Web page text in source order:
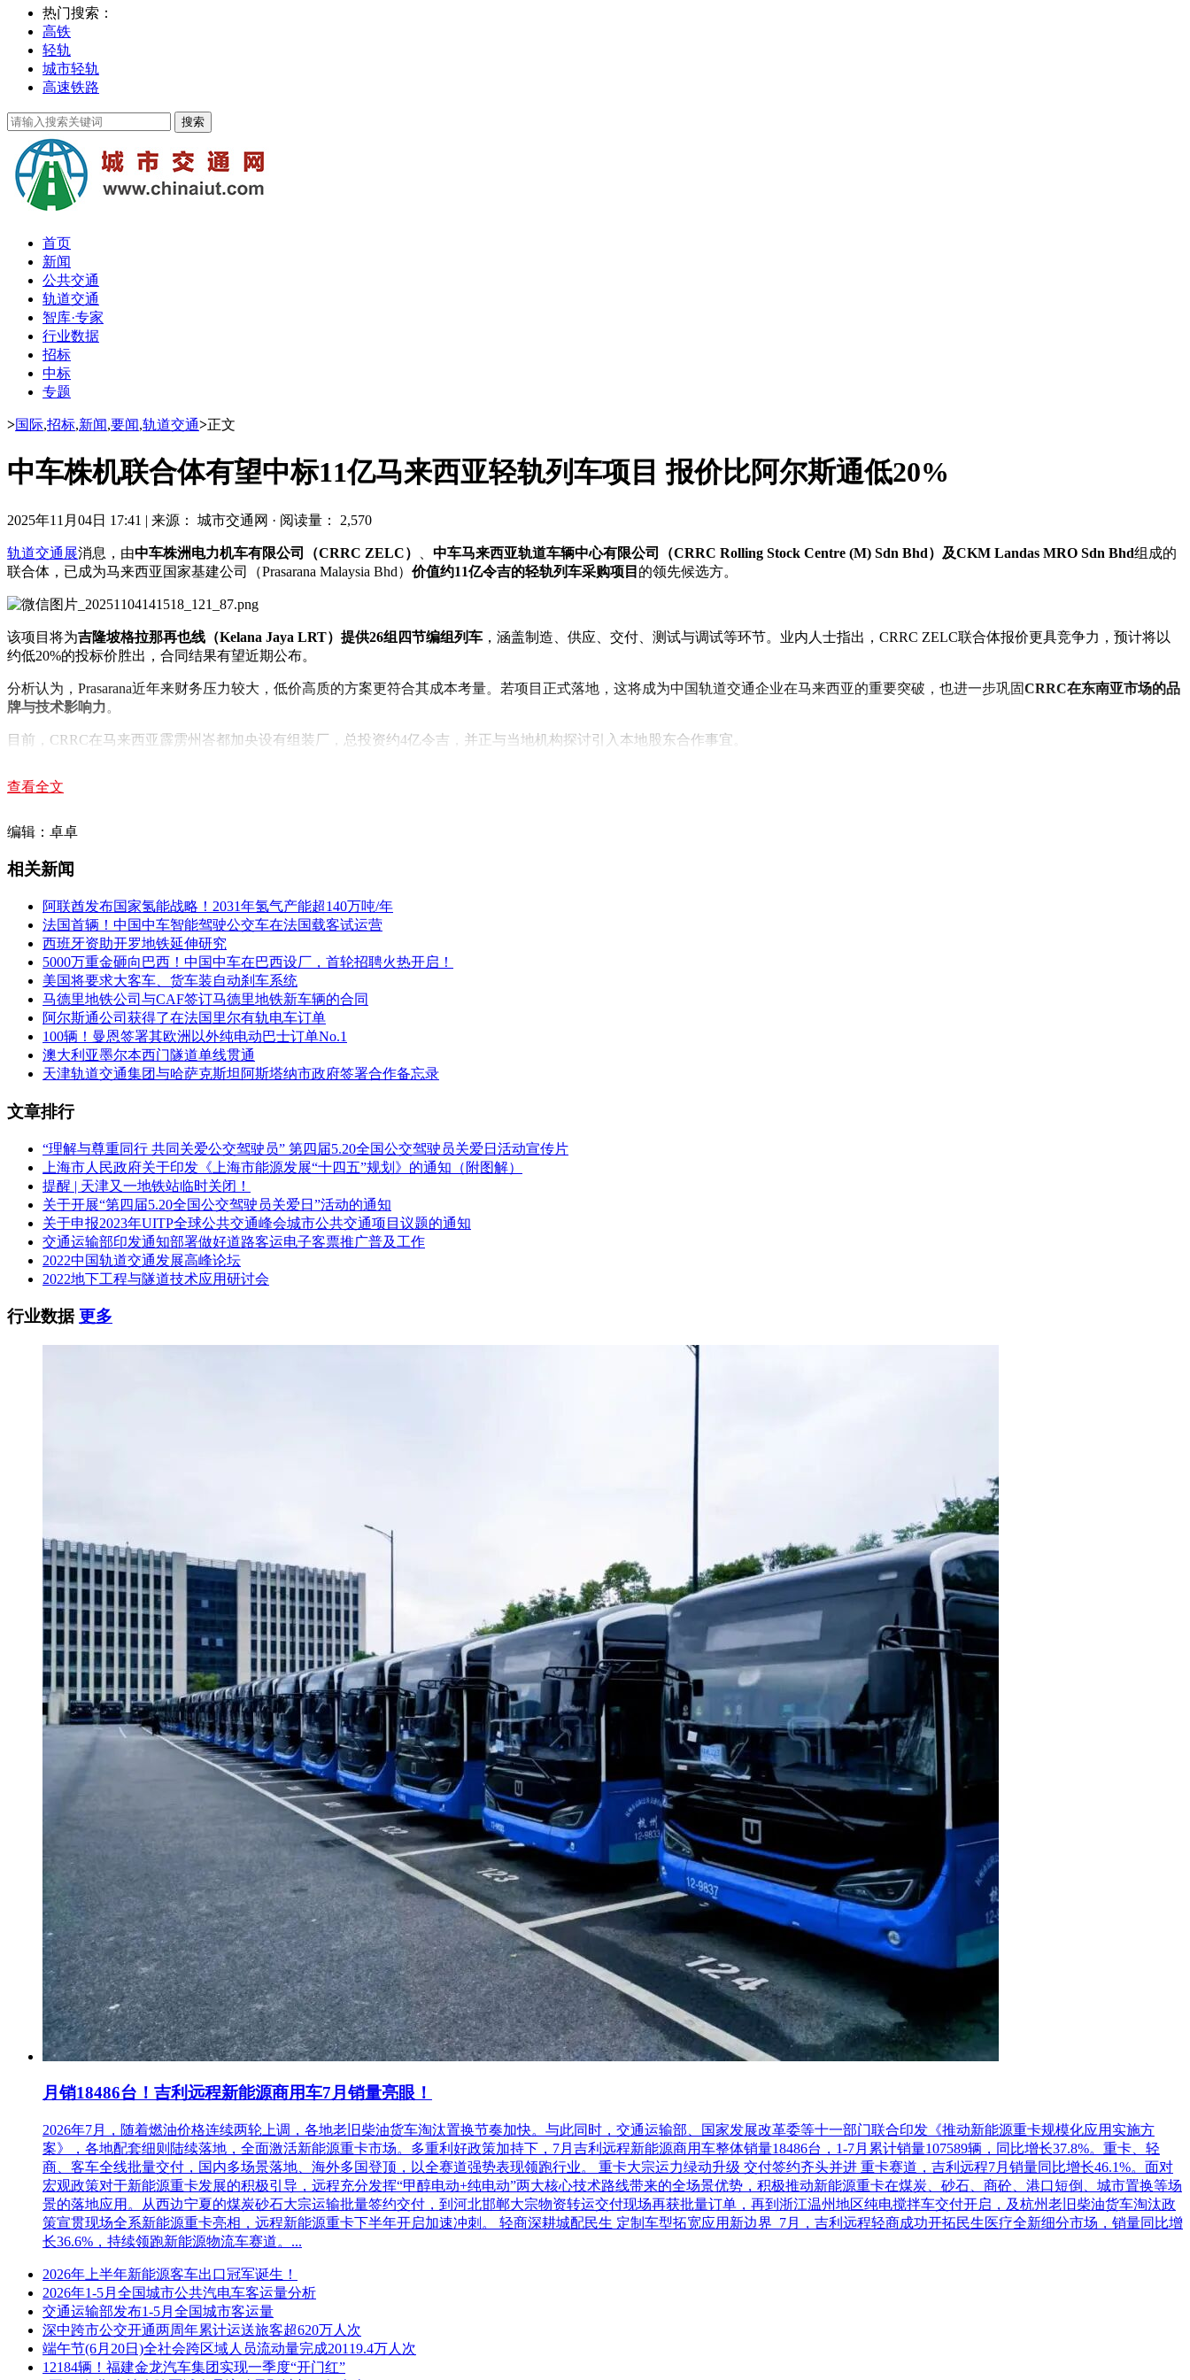
热门搜索：
高铁
轻轨
城市轻轨
高速铁路
首页
新闻
公共交通
轨道交通
智库·专家
行业数据
招标
中标
专题
>国际,招标,新闻,要闻,轨道交通>正文
中车株机联合体有望中标11亿马来西亚轻轨列车项目 报价比阿尔斯通低20%
2025年11月04日 17:41 | 来源： 城市交通网 · 阅读量： 2,570
轨道交通展消息，由中车株洲电力机车有限公司（CRRC ZELC） 中车马来西亚轨道车辆中心有限公司（CRRC Rolling Stock Centre (M) Sdn Bhd）及CKM Landas MRO Sdn Bhd组成的
联合体，已成为马来西亚国家基建公司（Prasarana Malaysia Bhd） 价值约11亿令吉的轻轨列车采购项目 的领先候选方。
该项目将为吉隆坡格拉那再也线（Kelana Jaya LRT）提供26组四节编组列车 ，涵盖制造、供应、交付、测试与调试等环节。业内人士指出，CRRC ZELC联合体报价更具竞争力，预计将以
约低20%的投标价胜出，合同结果有望近期公布。
分析认为，Prasarana近年来财务压力较大，低价高质的方案更符合其成本考量。若项目正式落地，这将成为中国轨道交通企业在马来西亚的重要突破，也进一步巩固CRRC在东南亚市场的品
牌与技术影响力。
目前，CRRC在马来西亚霹雳州峇都加央设有组装厂，总投资约4亿令吉，并正与当地机构探讨引入本地股东合作事宜。
相关推荐：
查看全文
编辑：卓卓
相关新闻
阿联酋发布国家氢能战略！2031年氢气产能超140万吨/年
法国首辆！中国中车智能驾驶公交车在法国载客试运营
西班牙资助开罗地铁延伸研究
5000万重金砸向巴西！中国中车在巴西设厂，首轮招聘火热开启！
美国将要求大客车、货车装自动刹车系统
马德里地铁公司与CAF签订马德里地铁新车辆的合同
阿尔斯通公司获得了在法国里尔有轨电车订单
100辆！曼恩签署其欧洲以外纯电动巴士订单No.1
澳大利亚墨尔本西门隧道单线贯通
天津轨道交通集团与哈萨克斯坦阿斯塔纳市政府签署合作备忘录
文章排行
“理解与尊重同行 共同关爱公交驾驶员” 第四届5.20全国公交驾驶员关爱日活动宣传片
上海市人民政府关于印发《上海市能源发展“十四五”规划》的通知（附图解）
提醒 | 天津又一地铁站临时关闭！
关于开展“第四届5.20全国公交驾驶员关爱日”活动的通知
关于申报2023年UITP全球公共交通峰会城市公共交通项目议题的通知
交通运输部印发通知部署做好道路客运电子客票推广普及工作
2022中国轨道交通发展高峰论坛
2022地下工程与隧道技术应用研讨会
行业数据更多
月销18486台！吉利远程新能源商用车7月销量亮眼！
2026年7月，随着燃油价格连续两轮上调，各地老旧柴油货车淘汰置换节奏加快。与此同时，交通运输部、国家发展改革委等十一部门联合印发《推动新能源重卡规模化应用实施方
案》，各地配套细则陆续落地，全面激活新能源重卡市场。多重利好政策加持下，7月吉利远程新能源商用车整体销量18486台，1-7月累计销量107589辆，同比增长37.8%。重卡、轻
商、客车全线批量交付，国内多场景落地、海外多国登顶，以全赛道强势表现领跑行业。 重卡大宗运力绿动升级 交付签约齐头并进 重卡赛道，吉利远程7月销量同比增长46.1%。面对
宏观政策对于新能源重卡发展的积极引导，远程充分发挥“甲醇电动+纯电动”两大核心技术路线带来的全场景优势，积极推动新能源重卡在煤炭、砂石、商砼、港口短倒、城市置换等场
景的落地应用。从西边宁夏的煤炭砂石大宗运输批量签约交付，到河北邯郸大宗物资转运交付现场再获批量订单，再到浙江温州地区纯电搅拌车交付开启，及杭州老旧柴油货车淘汰政
策宣贯现场全系新能源重卡亮相，远程新能源重卡下半年开启加速冲刺。 轻商深耕城配民生 定制车型拓宽应用新边界 7月，吉利远程轻商成功开拓民生医疗全新细分市场，销量同比增
长36.6%，持续领跑新能源物流车赛道。...
2026年上半年新能源客车出口冠军诞生！
2026年1-5月全国城市公共汽电车客运量分析
交通运输部发布1-5月全国城市客运量
深中跨市公交开通两周年累计运送旅客超620万人次
端午节(6月20日)全社会跨区域人员流动量完成20119.4万人次
12184辆！福建金龙汽车集团实现一季度“开门红”